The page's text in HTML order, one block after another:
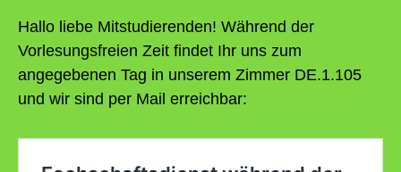
Hallo liebe Mitstudierenden! Während der
Vorlesungsfreien Zeit findet Ihr uns zum
angegebenen Tag in unserem Zimmer DE.1.105
und wir sind per Mail erreichbar: